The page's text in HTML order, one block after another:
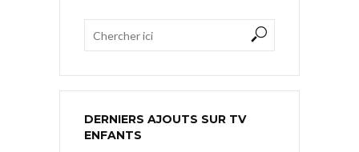
DERNIERS AJOUTS SUR TV
ENFANTS